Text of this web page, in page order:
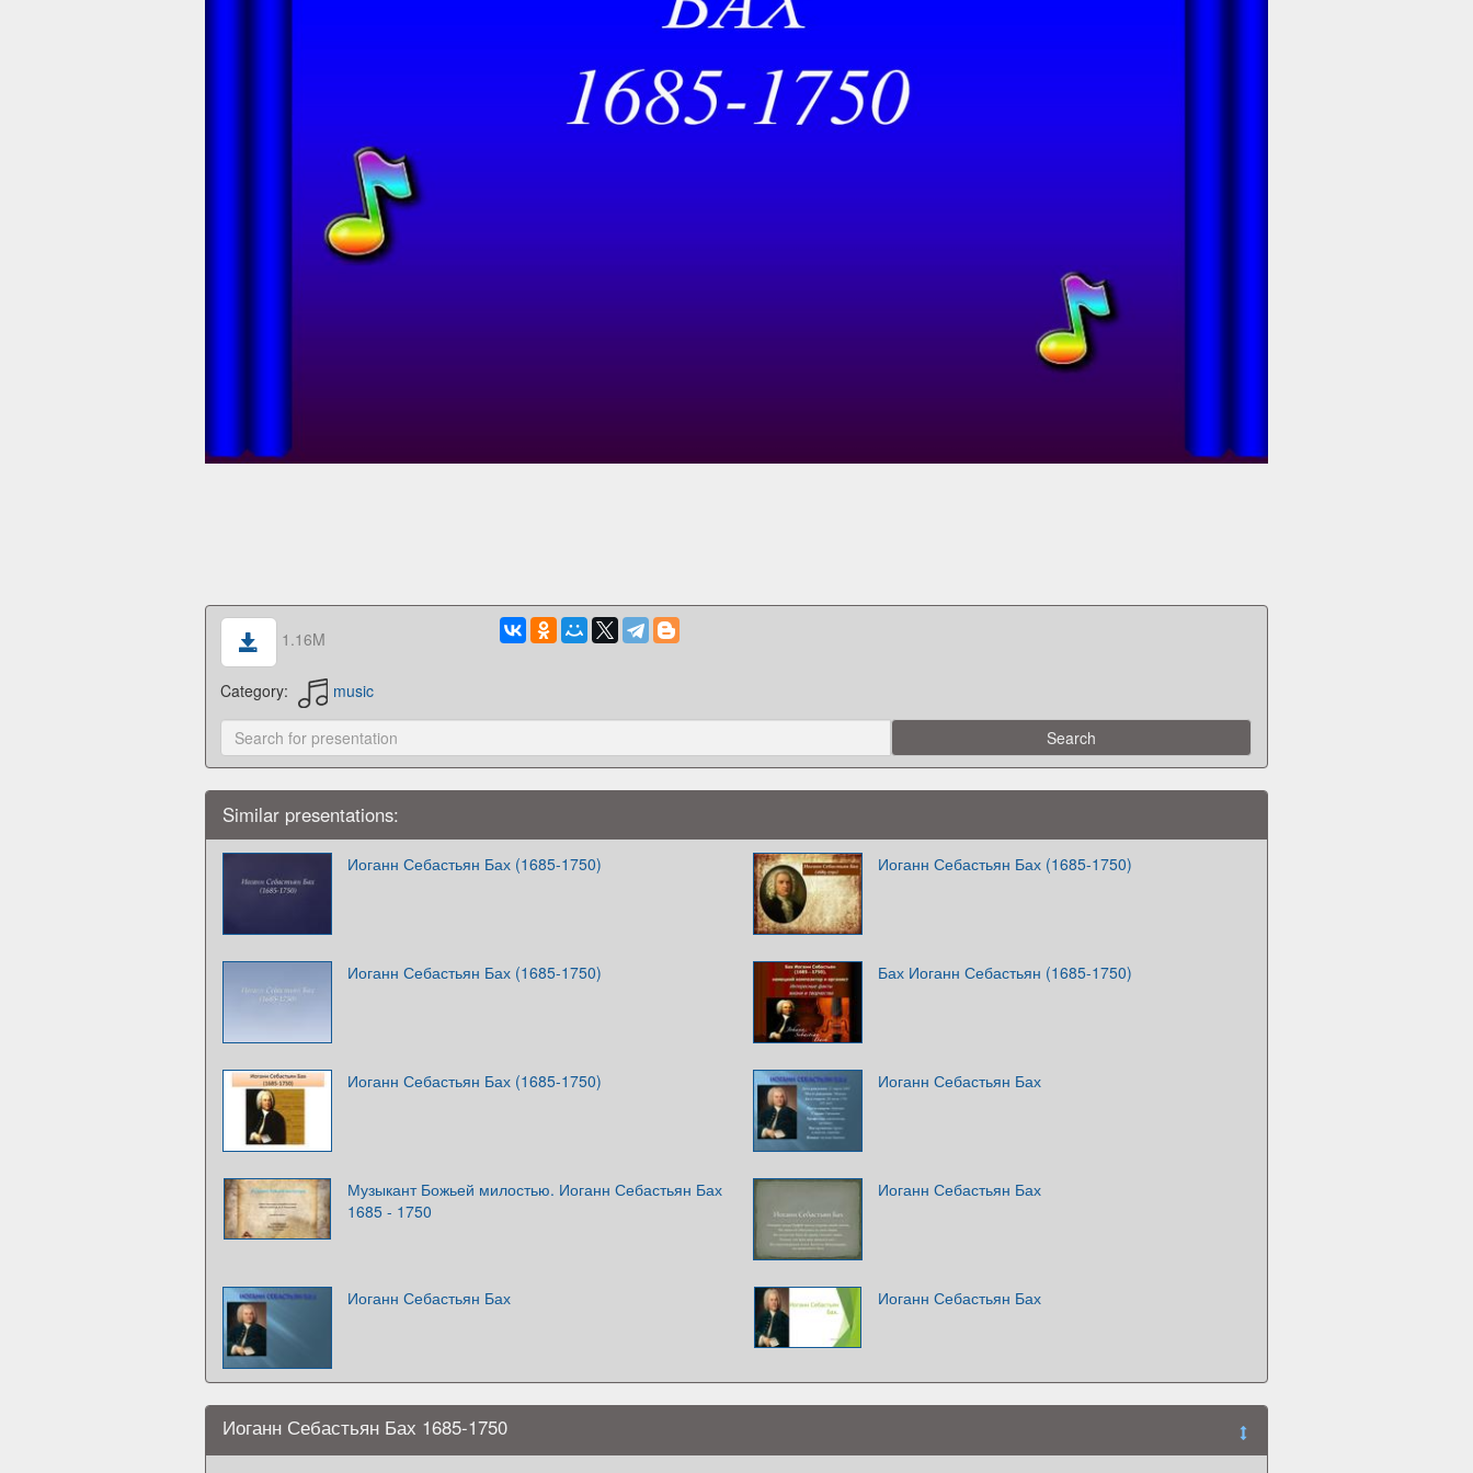
1.16M
Category: music
Similar presentations:
Иоганн Себастьян Бах (1685-1750) Иоганн Себастьян Бах (1685-1750)
Иоганн Себастьян Бах (1685-1750) Бах Иоганн Себастьян (1685-1750)
Иоганн Себастьян Бах (1685-1750) Иоганн Себастьян Бах
Музыкант Божьей милостью. Иоганн Себастьян Бах
1685 - 1750
Иоганн Себастьян Бах
Иоганн Себастьян Бах Иоганн Себастьян Бах
Иоганн Себастьян Бах 1685-1750